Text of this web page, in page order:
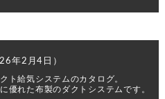
年2月4日）
ト給気システムのカタログ。
優れた布製のダクトシステムです。